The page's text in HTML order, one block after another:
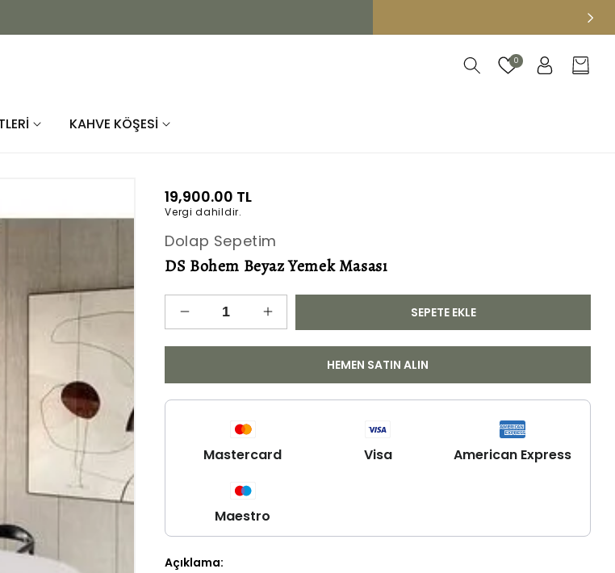
dolapları üretiyoruz
KAHVE KÖŞESİ
0 Oturum
Sepet
Normal
fiyat
19,900.00 TL
Vergi dahildir.
Dolap Sepetim
DS Bohem Beyaz Yemek Masası
Masası
için
DS
Bohem
Masası
için
SEPETE EKLE
HEMEN SATIN ALIN
Mastercard Visa American Express
Maestro
Açıklama: